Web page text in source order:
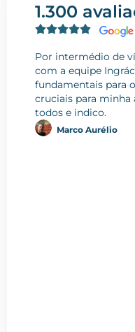
1.300
Por intermédio de
com a equipe
fundamentais para
cruciais para minha
todos e indico.
Marco Aurélio